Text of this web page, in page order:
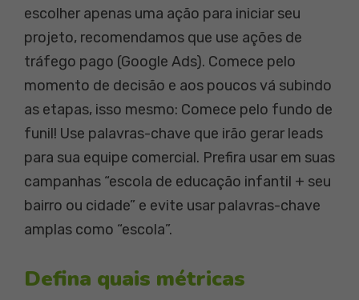
escolher apenas uma ação para iniciar seu
projeto, recomendamos que use ações de
tráfego pago (Google Ads). Comece pelo
momento de decisão e aos poucos vá subindo
as etapas, isso mesmo: Comece pelo fundo de
funil! Use palavras-chave que irão gerar leads
para sua equipe comercial. Prefira usar em suas
campanhas “escola de educação infantil + seu
bairro ou cidade” e evite usar palavras-chave
amplas como “escola”.
Defina quais métricas